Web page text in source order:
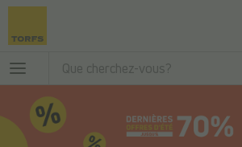
Passer au contenu principal